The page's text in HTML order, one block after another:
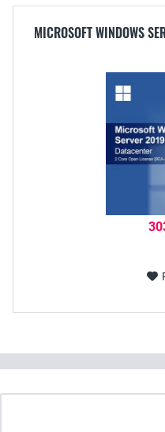
MICROSOFT WINDOWS